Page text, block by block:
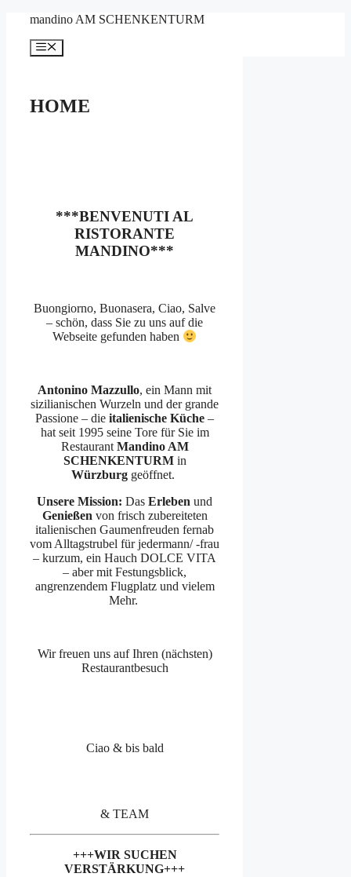
springen
mandino AM SCHENKENTURM
Menü
HOME
***BENVENUTI AL
RISTORANTE
MANDINO***
Buongiorno, Buonasera, Ciao, Salve
– schön, dass Sie zu uns auf die
Webseite gefunden haben
Antonino Mazzullo, ein Mann mit
sizilianischen Wurzeln und der grande
Passione – dieitalienische Küche –
hat seit 1995 seine Tore für Sie im
RestaurantMandino AM
SCHENKENTURMin
Würzburg geöffnet.
Unsere Mission: DasErleben und
Genießenvon frisch zubereiteten
italienischen Gaumenfreuden fernab
vom Alltagstrubel für jedermann/ -frau
– kurzum, ein Hauch DOLCE VITA
– aber mit Festungsblick,
angrenzendem Flugplatz und vielem
Mehr.
Wir freuen uns auf Ihren (nächsten)
Restaurantbesuch
Ciao & bis bald
& TEAM
+++WIR SUCHEN
VERSTÄRKUNG+++